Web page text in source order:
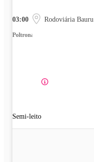
03:00 Rodoviária Bauru
Poltrona
Semi-leito